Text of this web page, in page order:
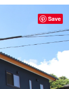
Save